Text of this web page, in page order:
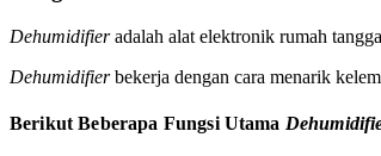
Dehumidifieradalah alat elektronik rumah
Dehumidifierbekerja dengan cara menarik
Berikut Beberapa Fungsi Utama